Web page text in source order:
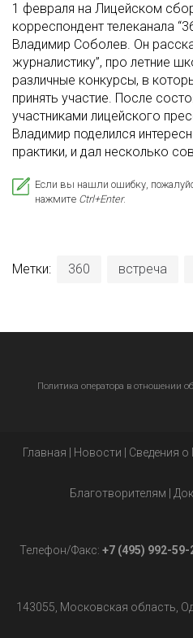
1 февраля на Лицейском
корреспондент телеканала
Владимир Соболев. Он
журналистику”, про летние
различные конкурсы, в
принять участие. После
участниками лицейского
Владимир поделился
практики, и дал несколько
Если вы нашли ошибку,
нажмите Ctrl+Enter.
Метки: 360 встреча
Политика оператора в отношении
Главная Новости Сведения о
Благотворителям
Телефон/Факс: +7 (495) 992-59-
143055, Московская область,